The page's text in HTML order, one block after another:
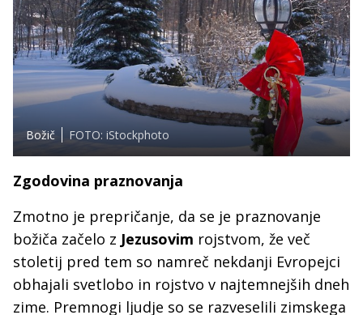
Božič FOTO: iStockphoto
Zgodovina praznovanja
Zmotno je prepričanje, da se je praznovanje
božiča začelo z Jezusovim rojstvom, že več
stoletij pred tem so namreč nekdanji Evropejci
obhajali svetlobo in rojstvo v najtemnejših dneh
zime. Premnogi ljudje so se razveselili zimskega